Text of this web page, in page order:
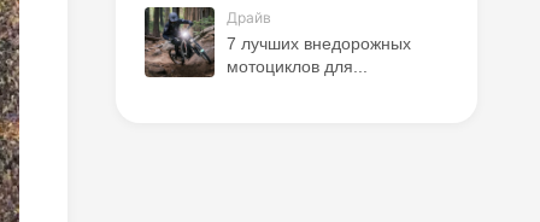
Драйв
7 лучших внедорожных
мотоциклов для...